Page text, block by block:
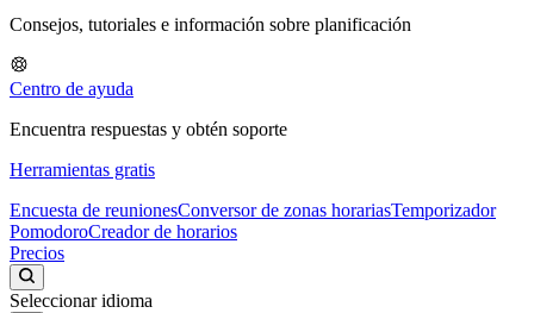
Consejos, tutoriales e información sobre planificación
Centro de ayuda
Encuentra respuestas y obtén soporte
Herramientas gratis
Encuesta de reunionesConversor de zonas horariasTemporizador
PomodoroCreador de horarios
Precios
Seleccionar idioma